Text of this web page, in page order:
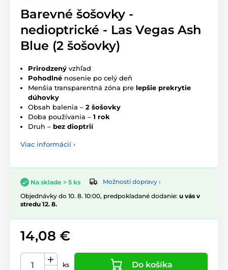
Barevné šošovky -
nedioptrické - Las Vegas Ash
Blue (2 šošovky)
Prirodzený vzhľad
Pohodlné nosenie po celý deň
Menšia transparentná zóna pre lepšie prekrytie
dúhovky
Obsah balenia – 2 šošovky
Doba používania – 1 rok
Druh – bez dioptrií
Viac informácií ›
Na sklade > 5 ks
Možnosti dopravy ›
Objednávky do 10. 8. 10:00, predpokladané dodanie: u vás v
stredu 12. 8.
14,08 €
ks Do košíka